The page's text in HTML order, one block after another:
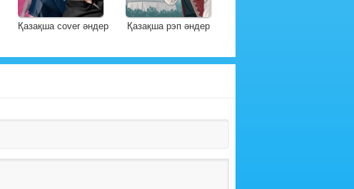
Қазақша cover әндер Қазақша рэп әндер